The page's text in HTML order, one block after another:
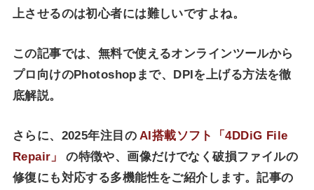
上させるのは初心者には難しいですよね。
この記事では、無料で使えるオンラインツールから
プロ向けのPhotoshopまで、DPIを上げる方法を徹
底解説。
さらに、2025年注目の AI搭載ソフト「4DDiG File
Repair」
の特徴や、画像だけでなく破損ファイルの
修復にも対応する多機能性をご紹介します。記事の